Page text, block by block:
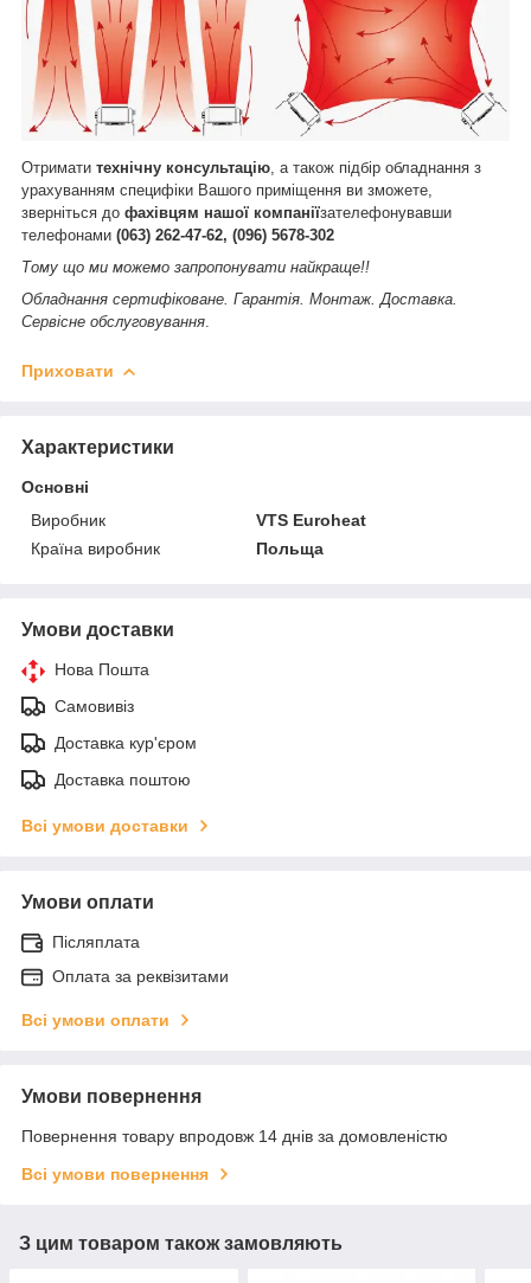
Отримати технічну консультацію, а також підбір обладнання з
урахуванням специфіки Вашого приміщення ви зможете,
зверніться до фахівцям нашої компаніїзателефонувавши
телефонами (063) 262-47-62, (096) 5678-302
Тому що ми можемо запропонувати найкраще!!
Обладнання сертифіковане. Гарантія. Монтаж. Доставка.
Сервісне обслуговування.
Приховати
Характеристики
Основні
Виробник
VTS Euroheat
Країна виробник
Польща
Умови доставки
Нова Пошта
Самовивіз
Доставка кур'єром
Доставка поштою
Всі умови доставки
Умови оплати
Післяплата
Оплата за реквізитами
Всі умови оплати
Умови повернення
Повернення товару впродовж 14 днів за домовленістю
Всі умови повернення
З цим товаром також замовляють